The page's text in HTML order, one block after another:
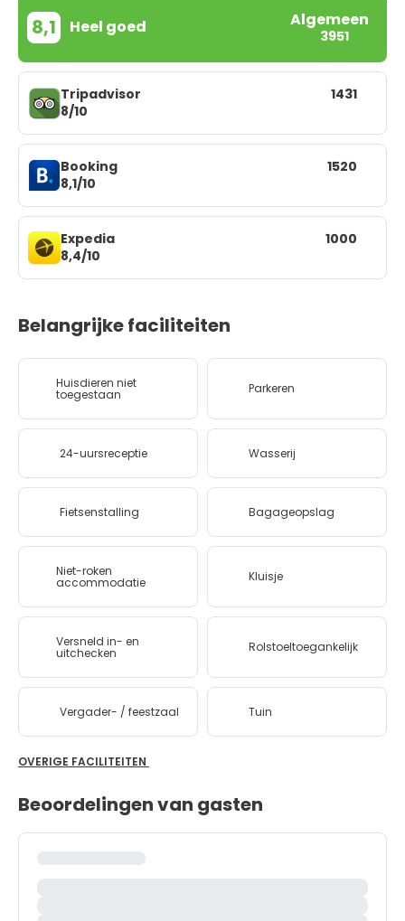
8,1 Heel goed Algemeen
3951
Tripadvisor
8/10
1431
Booking
8,1/10
1520
Expedia
8,4/10
1000
Belangrijke faciliteiten
Huisdieren niet
toegestaan Parkeren
24-uursreceptie Wasserij
Fietsenstalling Bagageopslag
Niet-roken
accommodatie Kluisje
Versneld in- en
uitchecken Rolstoeltoegankelijk
Vergader- / feestzaal Tuin
OVERIGE FACILITEITEN
Beoordelingen van gasten